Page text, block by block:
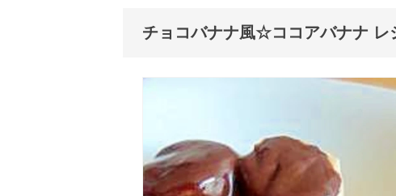
チョコバナナ風☆ココアバナナ レ